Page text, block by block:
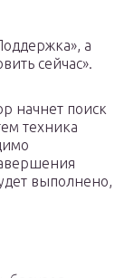
а
сейчас».
начнет поиск
техника
выполнено,